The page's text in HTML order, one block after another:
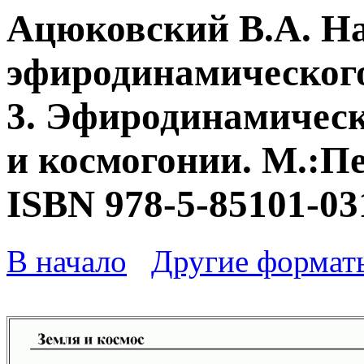
Ацюковский В.А.
3.
и космогонии.
ISBN 978-5-85101-
В начало Другие